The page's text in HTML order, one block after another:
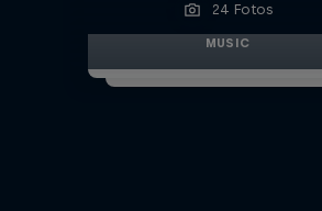
24 Fotos
MUSIC